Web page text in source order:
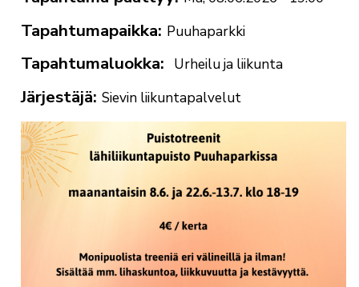
Tapahtumapaikka Puuhaparkki
Tapahtumaluokka Urheilu ja liikunta
Järjestäjä Sievin liikuntapalvelut